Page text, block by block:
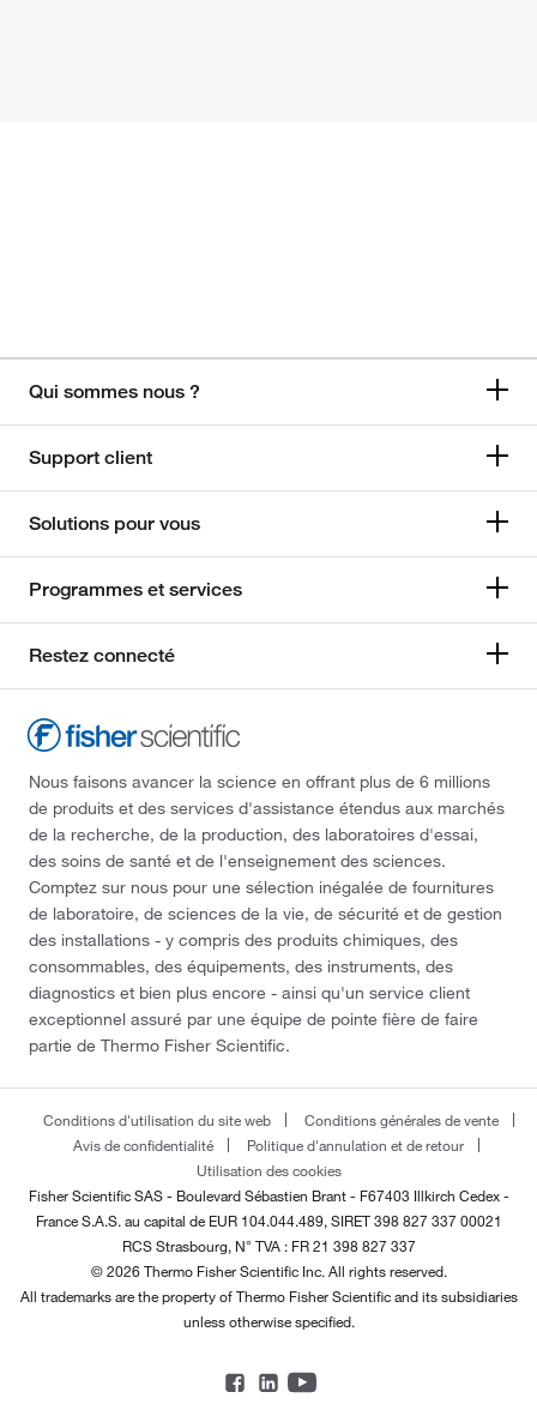
Qui sommes nous ?
Support client
Solutions pour vous
Programmes et services
Restez connecté
Nous faisons avancer la science en offrant plus de 6 millions
de produits et des services d'assistance étendus aux marchés
de la recherche, de la production, des laboratoires d'essai,
des soins de santé et de l'enseignement des sciences.
Comptez sur nous pour une sélection inégalée de fournitures
de laboratoire, de sciences de la vie, de sécurité et de gestion
des installations - y compris des produits chimiques, des
consommables, des équipements, des instruments, des
diagnostics et bien plus encore - ainsi qu'un service client
exceptionnel assuré par une équipe de pointe fière de faire
partie de Thermo Fisher Scientific.
Conditions d'utilisation du site web
Conditions générales de vente
Avis de confidentialité
Politique d'annulation et de retour
Utilisation des cookies
Fisher Scientific SAS - Boulevard Sébastien Brant - F67403 Illkirch Cedex -
FranceS.A.S. au capital de EUR 104.044.489, SIRET 398 827 337 00021
RCS Strasbourg, N° TVA : FR 21 398 827 337
© 2026 Thermo Fisher Scientific Inc. All rights reserved.
All trademarks are the property of Thermo Fisher Scientific and its subsidiaries
unless otherwise specified.